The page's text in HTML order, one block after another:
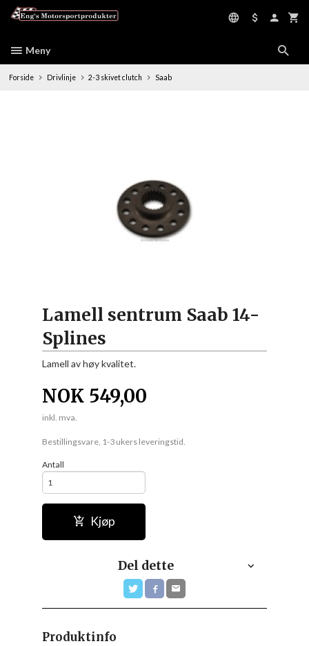
Meny
Forside Drivlinje 2-3 skivet clutch Saab
Lamell sentrum Saab 14-
Splines
Lamell av høy kvalitet.
NOK 549,00
inkl. mva.
Bestillingsvare, 1-3 ukers leveringstid.
Antall
Kjøp
Del dette
Produktinfo